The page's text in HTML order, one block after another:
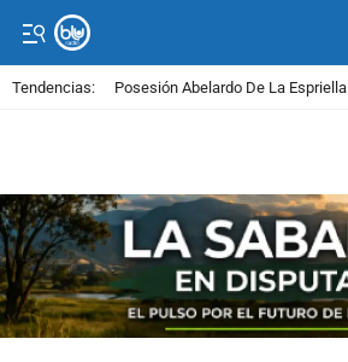
Tendencias: Posesión Abelardo De La Espriella